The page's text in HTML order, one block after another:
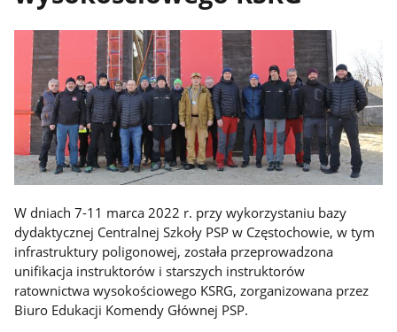
W dniach 7-11 marca 2022 r. przy wykorzystaniu bazy
dydaktycznej Centralnej Szkoły PSP w Częstochowie, w tym
infrastruktury poligonowej, została przeprowadzona
unifikacja instruktorów i starszych instruktorów
ratownictwa wysokościowego KSRG, zorganizowana przez
Biuro Edukacji Komendy Głównej PSP.